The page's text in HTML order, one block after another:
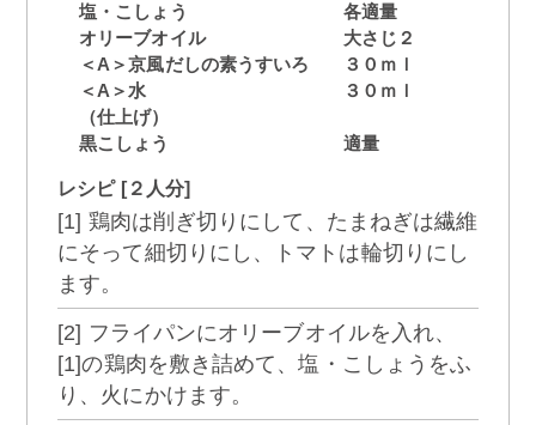
塩・こしょう
各適量
オリーブオイル
大さじ２
＜A＞京風だしの素うすいろ
３０ｍｌ
＜A＞水
３０ｍｌ
（仕上げ）
黒こしょう
適量
レシピ [２人分]
[1] 鶏肉は削ぎ切りにして、たまねぎは繊維
にそって細切りにし、トマトは輪切りにし
ます。
[2] フライパンにオリーブオイルを入れ、
[1]の鶏肉を敷き詰めて、塩・こしょうをふ
り、火にかけます。